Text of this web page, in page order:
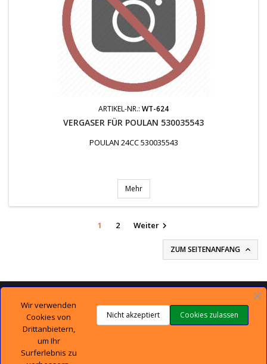
ARTIKEL-NR.: WT-624
VERGASER FÜR POULAN 530035543
POULAN 24CC 530035543
Mehr
1 2 Weiter
ZUM SEITENANFANG 
TECHNISCHER SUPPORT 
UNTERNEHMEN 
IHR KONTO
Wir verwenden
Cookies von
Drittanbietern,
um Ihr
Surferlebnis zu
Cookies zulassen
Nicht akzeptiert